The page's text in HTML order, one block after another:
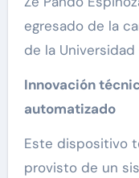
egresado de la
de la
Innovación
automatizado
Este dispositivo
provisto de un